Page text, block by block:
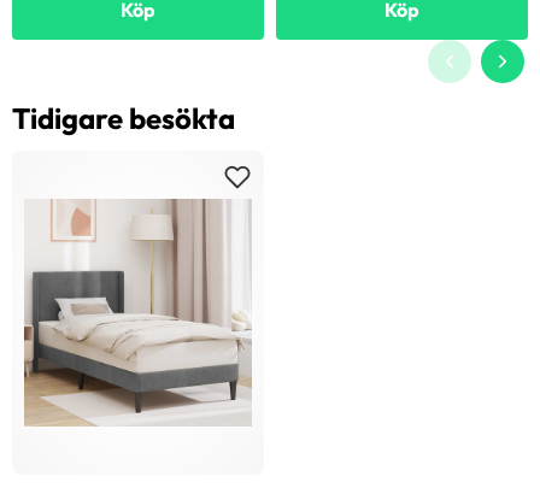
Köp Köp
Tidigare besökta